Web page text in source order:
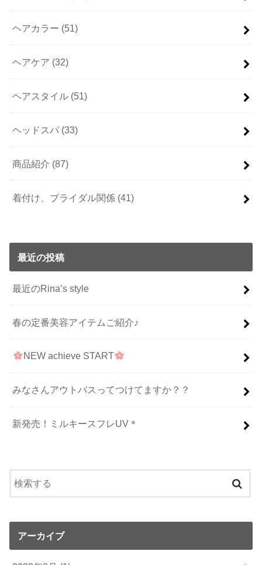
ヘアカラー (51)
ヘアケア (32)
ヘアスタイル (51)
ヘッドスパ (33)
商品紹介 (87)
着付け、ブライダル関係 (41)
最近の投稿
最近のRina’s style
春の定番美容アイテムご紹介♪
NEW achieve START
みなさんアウトバスってつけてますか？？
新発売！ミルキースフレUV＊
アーカイブ